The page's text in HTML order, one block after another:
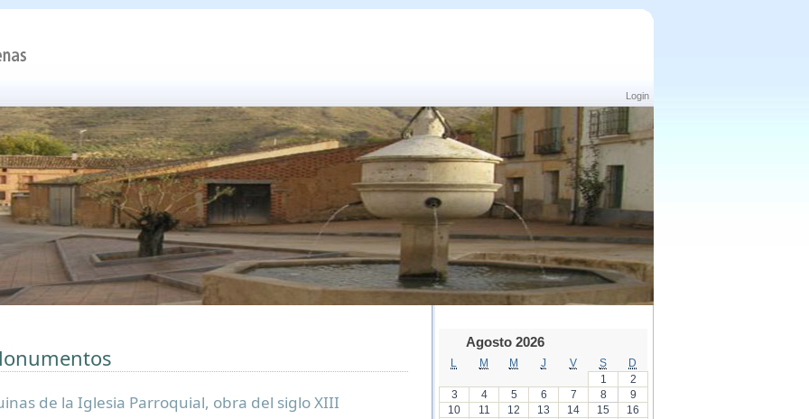
Login
de la Iglesia Parroquial, obra del siglo XIII
Agosto 2026
M M J V S
D
1
2
3
4 5 6 7 8
9
10
11 12 13 14 15
16